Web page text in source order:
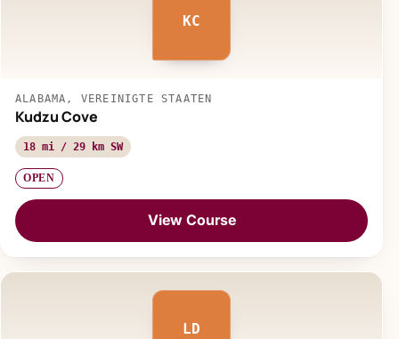
KC
ALABAMA, VEREINIGTE STAATEN
Kudzu Cove
18 mi / 29 km SW
OPEN
View Course
LD